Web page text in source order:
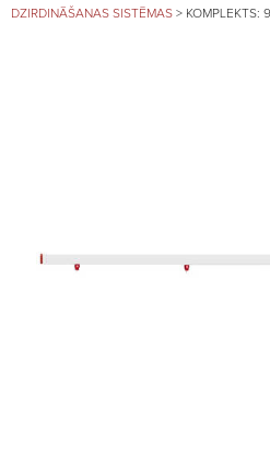
DZIRDINĀŠANAS SISTĒMAS > KOMPLEKTS: